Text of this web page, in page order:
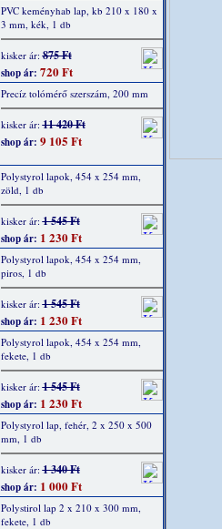
PVC keményhab lap, kb 210 x 180 x
3 mm, kék, 1 db
kisker ár:875 Ft
shop ár: 720 Ft
Precíz tolómérő szerszám, 200 mm
kisker ár:11 420 Ft
shop ár: 9 105 Ft
Polystyrol lapok, 454 x 254 mm,
zöld, 1 db
kisker ár:1 545 Ft
shop ár: 1 230 Ft
Polystyrol lapok, 454 x 254 mm,
piros, 1 db
kisker ár:1 545 Ft
shop ár: 1 230 Ft
Polystyrol lapok, 454 x 254 mm,
fekete, 1 db
kisker ár:1 545 Ft
shop ár: 1 230 Ft
Polystyrol lap, fehér, 2 x 250 x 500
mm, 1 db
kisker ár:1 340 Ft
shop ár: 1 000 Ft
Polystirol lap 2 x 210 x 300 mm,
fekete, 1 db